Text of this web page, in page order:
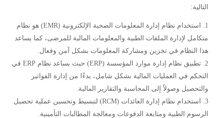
التالية:
استخدام نظام إدارة المعلومات الصحية الإلكترونية (EMR) هو نظام
متكامل لإدارة الملفات الطبية والمعلومات المالية للمرضى، كما يساعد
هذا النظام في تخزين ومشاركة المعلومات بشكل آمن وفعال.
تطبيق نظام إدارة موارد المؤسسة (ERP) حيث يساعد نظام ERP في
التحكم في العمليات المالية بشكل شامل، بدءًا من إدارة الفواتير
والتحصيل وصولاً إلى المحاسبة والتقارير المالية.
استخدام نظام إدارة العائدات (RCM) لتبسيط وتحسين عملية تحصيل
الرسوم الطبية ومتابعة الدفوعات ومعالجة المطالبات التأمينية.